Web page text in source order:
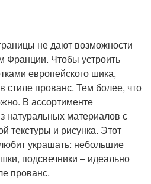
не дают возможности
Франции. Чтобы устроить
европейского шика,
стиле прованс. Тем более, что
В ассортименте
натуральных материалов с
текстуры и рисунка. Этот
украшать: небольшие
подсвечники – идеально
прованс.